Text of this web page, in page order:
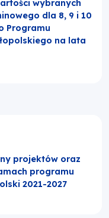
wybranych
dla 8, 9 i 10
Programu
na lata
projektów oraz
programu
2021-2027